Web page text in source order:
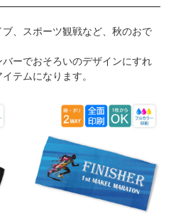
、スポーツ観戦など、秋のおで
ーでおそろいのデザインにすれ
テムになります。